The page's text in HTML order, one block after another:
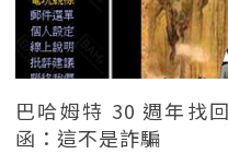
巴哈姆特 30 週年找
函：這不是詐騙